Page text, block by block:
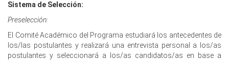
Sistema de Selección:
Preselección:
El Comité Académico del Programa estudiará los antecedentes de
los/las postulantes y realizará una entrevista personal a los/as
postulantes y seleccionará a los/as candidatos/as en base a